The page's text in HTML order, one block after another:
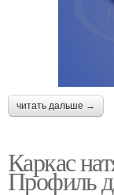
читать дальше →
Каркас
Профиль